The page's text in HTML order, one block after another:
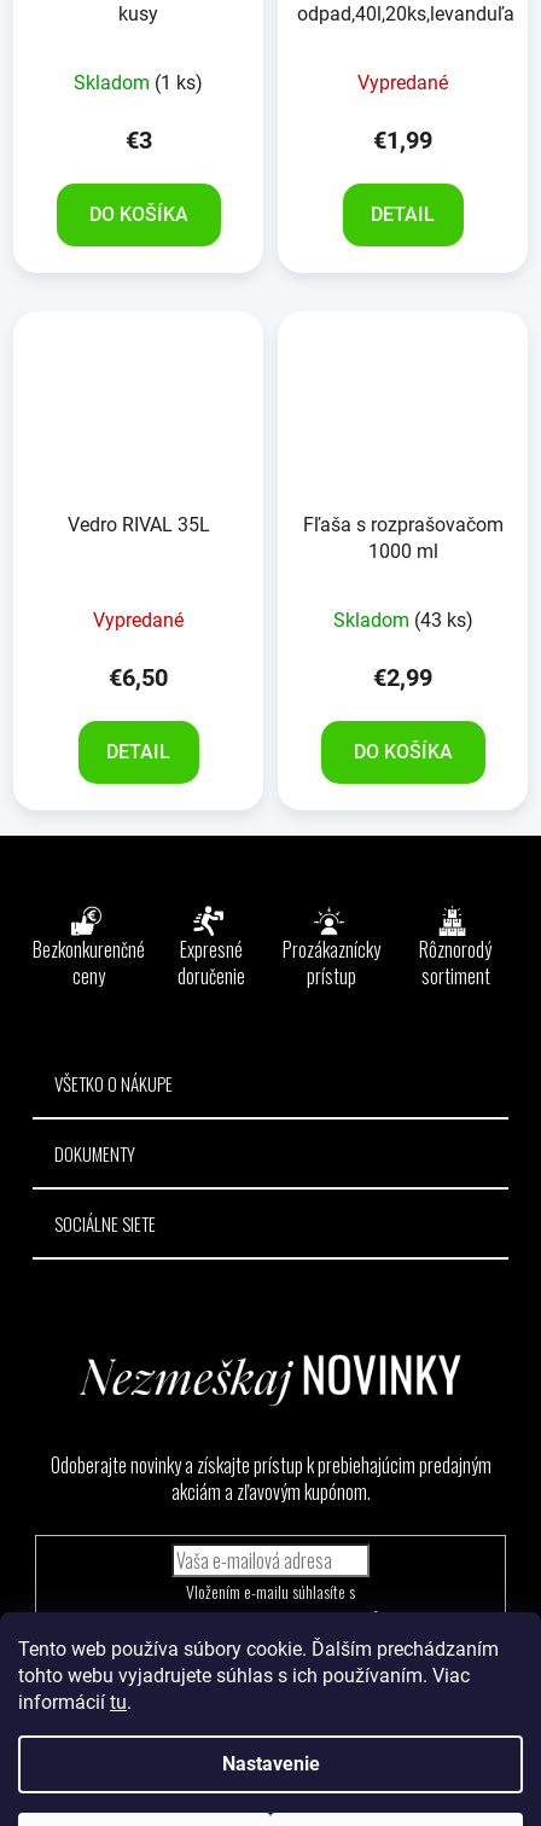
Tento web používa súbory cookie. Ďalším prechádzaním
tohto webu vyjadrujete súhlas s ich používaním. Viac
informácií tu.
Nastavenie
kusy
Skladom (1 ks)
€3
DO KOŠÍKA
odpad,40l,20ks,levanduľa
Vypredané
€1,99
DETAIL
Vedro RIVAL 35L
Vypredané
€6,50
DETAIL
Fľaša s rozprašovačom
1000 ml
Skladom (43 ks)
€2,99
DO KOŠÍKA
Bezkonkurenčné
ceny
Expresné
doručenie
Prozákaznícky
prístup
Rôznorodý
sortiment
VŠETKO O NÁKUPE
DOKUMENTY
SOCIÁLNE SIETE
Odoberajte novinky a získajte prístup k prebiehajúcim predajným
akciám a zľavovým kupónom.
podmienkami ochrany osobných údajov
PRIHLÁSIŤ